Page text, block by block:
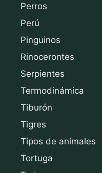
Perros
Perú
Pinguinos
Rinocerontes
Serpientes
Termodinámica
Tiburón
Tigres
Tipos de animales
Tortuga